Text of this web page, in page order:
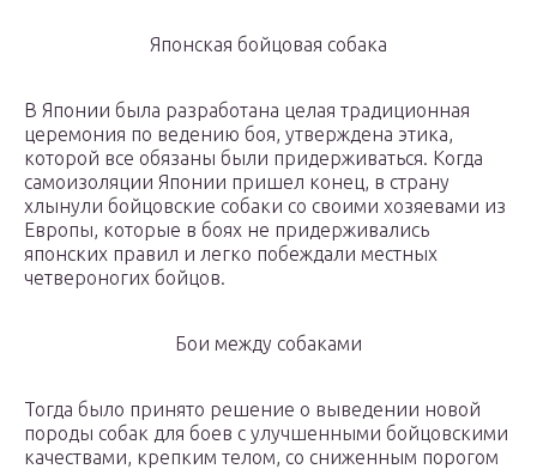
Японская бойцовая собака
В Японии была разработана целая традиционная
церемония по ведению боя, утверждена этика,
которой все обязаны были придерживаться. Когда
самоизоляции Японии пришел конец, в страну
хлынули бойцовские собаки со своими хозяевами из
Европы, которые в боях не придерживались
японских правил и легко побеждали местных
четвероногих бойцов.
Бои между собаками
Тогда было принято решение о выведении новой
породы собак для боев с улучшенными бойцовскими
качествами, крепким телом, со сниженным порогом